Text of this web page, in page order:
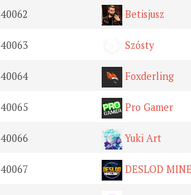
40062 Betisjusz
40063 Szósty
40064 Foxderling
40065 Pro Gamer
40066 Yuki Art
40067 DESLOD